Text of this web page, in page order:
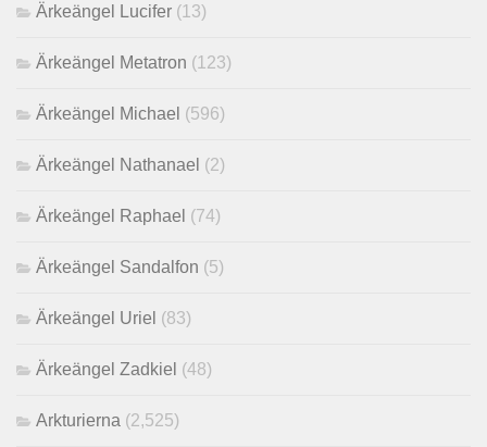
Ärkeängel Lucifer (13)
Ärkeängel Metatron (123)
Ärkeängel Michael (596)
Ärkeängel Nathanael (2)
Ärkeängel Raphael (74)
Ärkeängel Sandalfon (5)
Ärkeängel Uriel (83)
Ärkeängel Zadkiel (48)
Arkturierna (2,525)